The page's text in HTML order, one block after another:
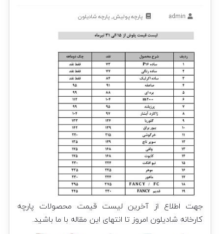
پارچه پولیش,پارچه شادیلون
جهت اطلاع از آخرین لیست قیمت محصولات پارچه
کارخانه شادیلون امروز تا انتهای این مقاله با ما باشید.